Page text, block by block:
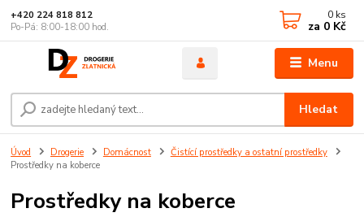
Menu
Hledat
+420 224 818 812
Po-Pá: 8:00-18:00 hod.
0 ks
za 0 Kč
Úvod Drogerie Domácnost
Čistící prostředky a ostatní prostředky
Prostředky na koberce
Prostředky na koberce